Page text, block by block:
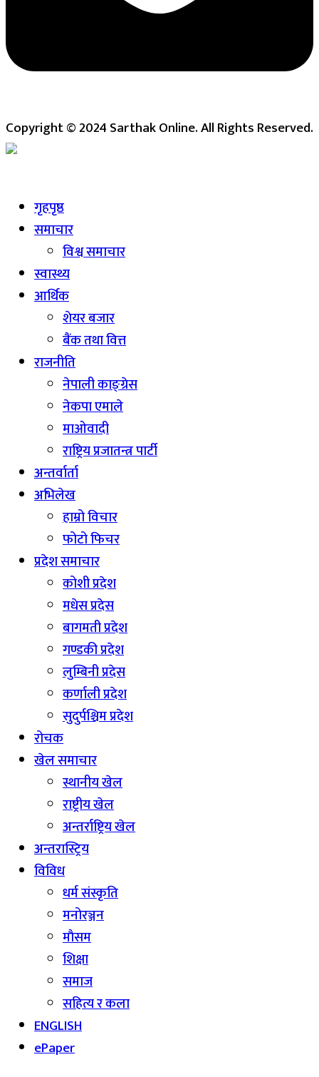
Copyright © 2024 Sarthak Online. All Rights Reserved.
गृहपृष्ठ
समाचार
विश्व समाचार
स्वास्थ्य
आर्थिक
शेयर बजार
बैंक तथा वित्त
राजनीति
नेपाली काङ्ग्रेस
नेकपा एमाले
माओवादी
राष्ट्रिय प्रजातन्त्र पार्टी
अन्तर्वार्ता
अभिलेख
हाम्रो विचार
फोटो फिचर
प्रदेश समाचार
कोशी प्रदेश
मधेस प्रदेस
बागमती प्रदेश
गण्डकी प्रदेश
लुम्बिनी प्रदेस
कर्णाली प्रदेश
सुदुर्पश्चिम प्रदेश
रोचक
खेल समाचार
स्थानीय खेल
राष्ट्रीय खेल
अन्तर्राष्ट्रिय खेल
अन्तरास्ट्रिय
विविध
धर्म संस्कृति
मनोरञ्जन
माैसम
शिक्षा
समाज
सहित्य र कला
ENGLISH
ePaper